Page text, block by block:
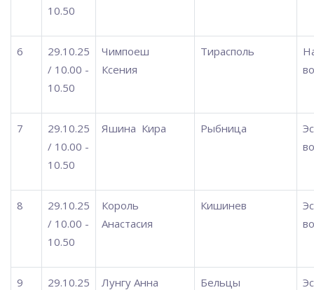
10.50
6
29.10.25
/ 10.00 -
10.50
Чимпоеш
Ксения
Тирасполь
7
29.10.25
/ 10.00 -
10.50
Яшина Кира Рыбница
8
29.10.25
/ 10.00 -
10.50
Король
Анастасия
Кишинев
9
29.10.25
Лунгу Анна Бельцы